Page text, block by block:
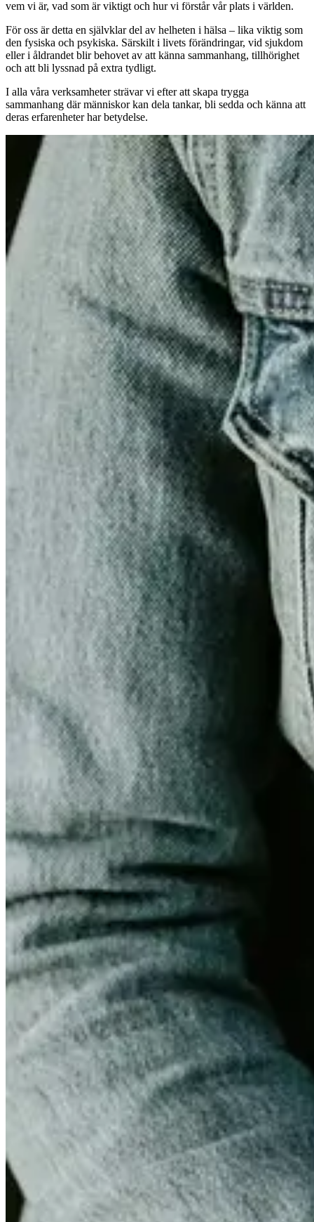
vem vi är, vad som är viktigt och hur vi förstår vår plats i världen.
För oss är detta en självklar del av helheten i hälsa – lika viktig som
den fysiska och psykiska. Särskilt i livets förändringar, vid sjukdom
eller i åldrandet blir behovet av att känna sammanhang, tillhörighet
och att bli lyssnad på extra tydligt.
I alla våra verksamheter strävar vi efter att skapa trygga
sammanhang där människor kan dela tankar, bli sedda och känna att
deras erfarenheter har betydelse.